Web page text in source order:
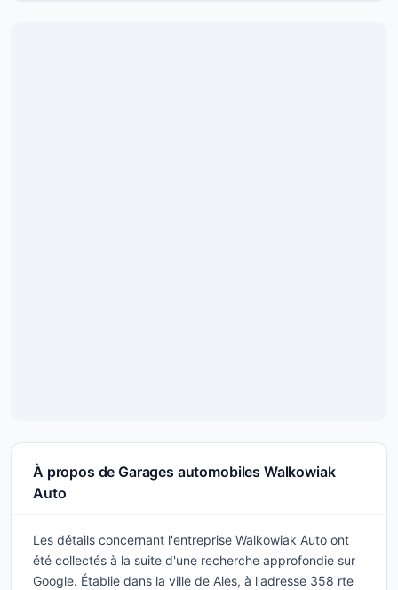
À propos de Garages automobiles Walkowiak
Auto
Les détails concernant l'entreprise Walkowiak Auto ont
été collectés à la suite d'une recherche approfondie sur
Google. Établie dans la ville de Ales, à l'adresse 358 rte